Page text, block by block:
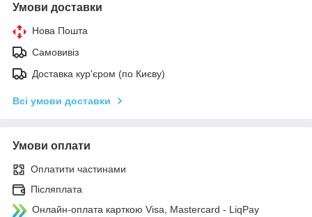
Умови доставки
Нова Пошта
Самовивіз
Доставка кур'єром (по Києву)
Всі умови доставки
Умови оплати
Оплатити частинами
Післяплата
Онлайн-оплата карткою Visa, Mastercard - LiqPay